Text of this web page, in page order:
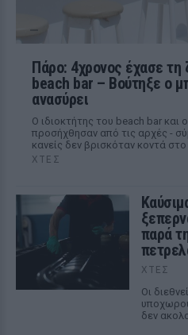
Πάρο: 4χρονος έχασε τη
beach bar – Βούτηξε ο
ανασύρει
Ο ιδιοκτήτης του beach bar και
προσήχθησαν από τις αρχές -
κανείς δεν βρισκόταν κοντά
ΧΤΕΣ
παρά
ΧΤΕΣ
Οι
δεν